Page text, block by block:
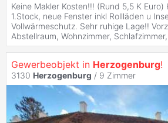
Keine Makler Kosten!!! (Rund 5,5 K Euro)
1.Stock, neue Fenster inkl Rollläden u
Vollwärmeschutz. Sehr ruhige Lage!!
Abstellraum, Wohnzimmer,
Gewerbeobjekt in Herzogenburg!
3130 Herzogenburg / 9 Zimmer